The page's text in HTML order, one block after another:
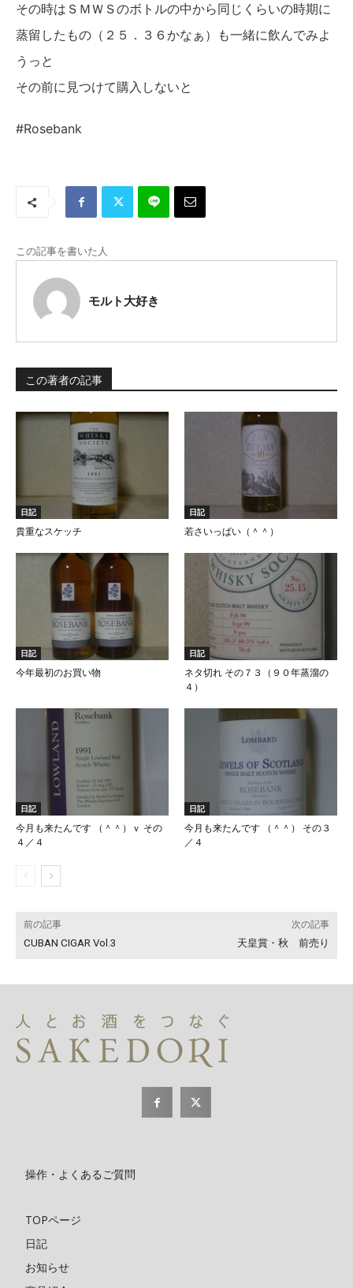
その時はＳＭＷＳのボトルの中から同じくらいの時期に
蒸留したもの（２５．３６かなぁ）も一緒に飲んでみよ
うっと
その前に見つけて購入しないと
#Rosebank
この記事を書いた人
モルト大好き
この著者の記事
日記
貴重なスケッチ
日記
若さいっぱい（＾＾）
日記
今年最初のお買い物
日記
ネタ切れ その７３（９０年蒸溜の
４）
日記
今月も来たんです （＾＾）ｖ その
４／４
日記
今月も来たんです （＾＾） その３
／４
前の記事
CUBAN CIGAR Vol.3
次の記事
天皇賞・秋 前売り
操作・よくあるご質問
TOPページ
日記
お知らせ